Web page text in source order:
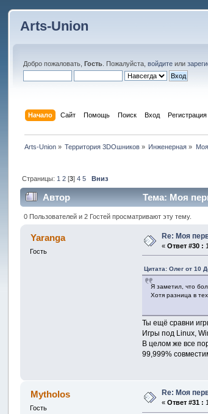
Arts-Union
Добро пожаловать,Гость . Пожалуйста,войдите или
Начало Сайт Помощь Поиск Вход Регистрация
Arts-Union» Территория 3DOшников » Инженерная »
Страницы: 1 2[3] 4 5 Вниз
Автор Тема: Моя
0 Пользователей и 2 Гостей просматривают эту тему.
Yaranga
Гость
Re: Моя
«Ответ #30 :
Цитата: Олег от 10
Я заметил, что
Хотя разница в
Ты ещё сравни
Игры под Linux,
В целом же все
99,999%
Mytholos
Гость
Re: Моя
«Ответ #31 :